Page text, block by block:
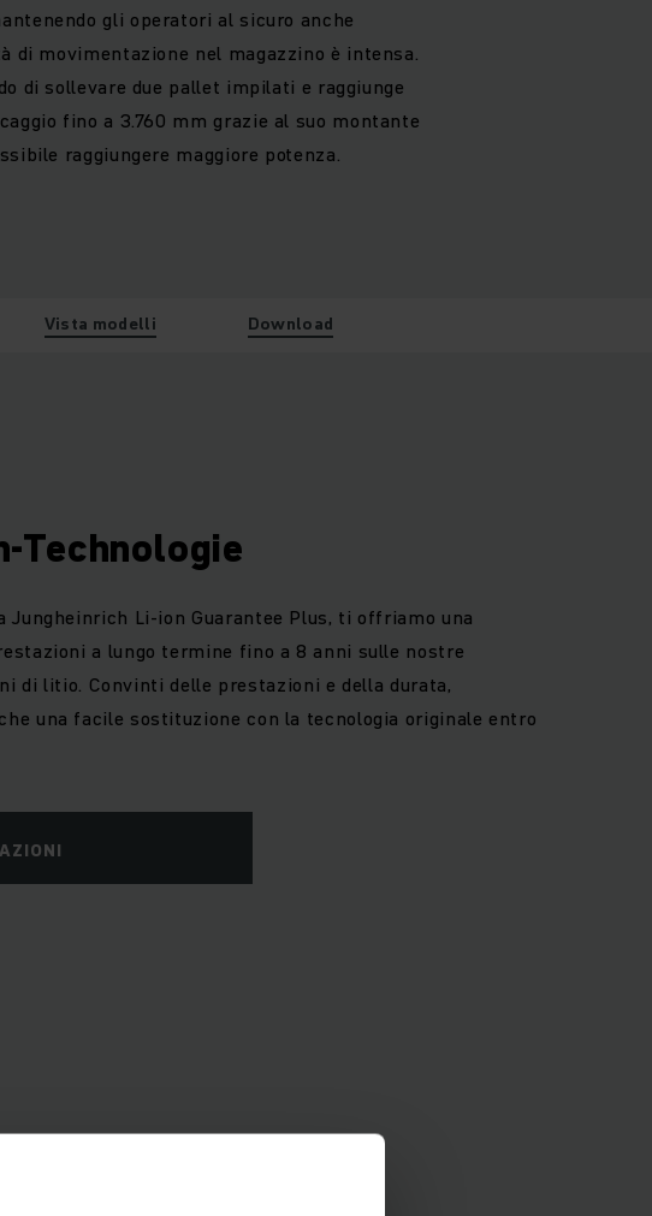
gli operatori al sicuro anche
di movimentazione nel magazzino è intensa.
di sollevare due pallet impilati e raggiunge
fino a 3.760 mm grazie al suo montante
raggiungere maggiore potenza.
Vista modelli Download
Technologie
Jungheinrich Li-ion Guarantee Plus, ti offriamo una
a lungo termine fino a 8 anni sulle nostre
di litio. Convinti delle prestazioni e della durata,
una facile sostituzione con la tecnologia originale entro